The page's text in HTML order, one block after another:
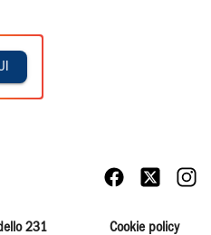
231 Cookie policy